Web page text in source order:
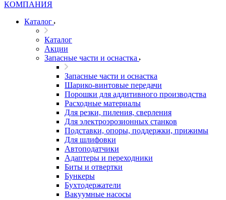
Каталог
Каталог
Акции
Запасные части и оснастка
Запасные части и оснастка
Шарико-винтовые передачи
Порошки для аддитивного производства
Расходные материалы
Для резки, пиления, сверления
Для электроэрозионных станков
Подставки, опоры, поддержки, прижимы
Для шлифовки
Автоподатчики
Адаптеры и переходники
Биты и отвертки
Бункеры
Бухтодержатели
Вакуумные насосы